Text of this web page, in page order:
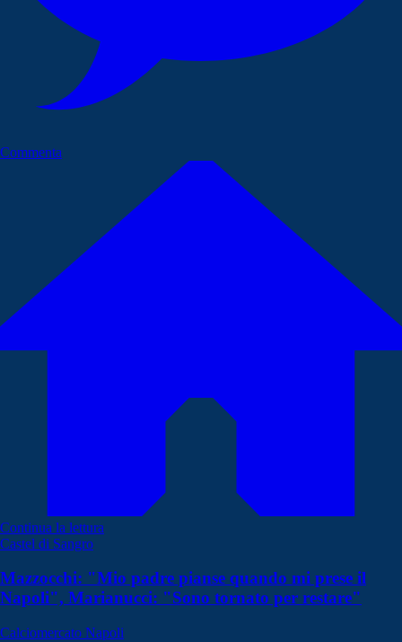
Commenta
Continua la lettura
Castel di Sangro
Mazzocchi: "Mio padre pianse quando mi prese il
Napoli", Marianucci: "Sono tornato per restare"
Calciomercato Napoli